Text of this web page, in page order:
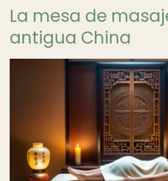
La mesa de
antigua China